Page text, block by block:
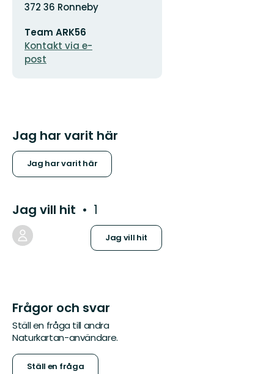
372 36 Ronneby
postadress
Team ARK56
Kontakt via e-
post
Jag har varit här
Jag har varit här
Jag vill hit 1
Jag vill hit
Frågor och svar
Ställ en fråga till andra
Naturkartan-användare.
Ställ en fråga